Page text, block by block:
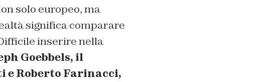
solo europeo, ma
significa comparare
inserire nella
Goebbels, il
e Roberto Farinacci,